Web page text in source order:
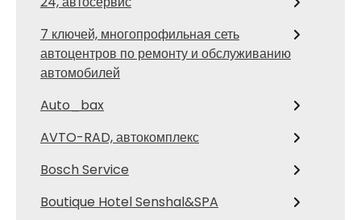
7 ключей, многопрофильная сеть
автоцентров по ремонту и обслуживанию
автомобилей
Auto_bax
AVTO-RAD, автокомплекс
Bosch Service
Boutique Hotel Senshal&SPA